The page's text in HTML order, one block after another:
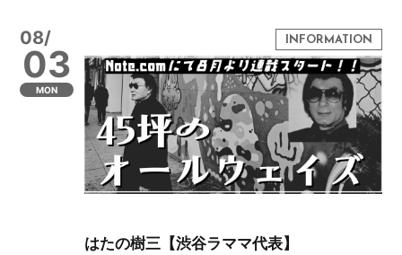
08/
03
MON
はたの樹三【渋谷ラママ代表】